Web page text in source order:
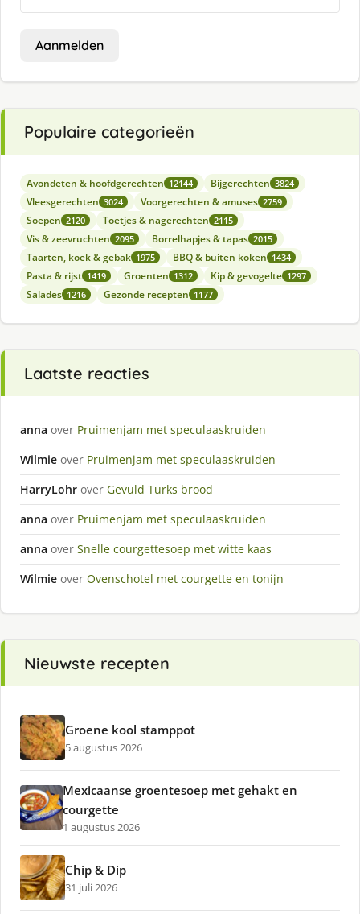
Aanmelden
Populaire categorieën
Avondeten & hoofdgerechten 12144 Bijgerechten 3824
Vleesgerechten 3024 Voorgerechten & amuses 2759
Soepen 2120 Toetjes & nagerechten 2115
Vis & zeevruchten 2095 Borrelhapjes & tapas 2015
Taarten, koek & gebak 1975 BBQ & buiten koken 1434
Pasta & rijst 1419 Groenten 1312 Kip & gevogelte 1297
Salades 1216 Gezonde recepten 1177
Laatste reacties
anna over Pruimenjam met speculaaskruiden
Wilmie over Pruimenjam met speculaaskruiden
HarryLohr over Gevuld Turks brood
anna over Pruimenjam met speculaaskruiden
anna over Snelle courgettesoep met witte kaas
Wilmie over Ovenschotel met courgette en tonijn
Nieuwste recepten
Groene kool stamppot
5 augustus 2026
Mexicaanse groentesoep met gehakt en
courgette
1 augustus 2026
Chip & Dip
31 juli 2026